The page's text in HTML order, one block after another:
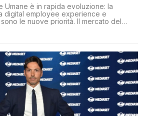
Umane è in rapida evoluzione: la
digital employee experience e
le nuove priorità. Il mercato del
sempre più competitivo con una lotta